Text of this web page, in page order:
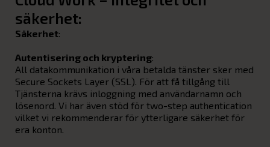
säkerhet:
Säkerhet:
Autentisering och kryptering:
All datakommunikation i våra betalda tänster sker med
Secure Sockets Layer (SSL). För att få tillgång till
Tjänsterna krävs inloggning med användarnamn och
lösenord. Vi har även stöd för two-step authentication
vilket vi rekommenderar för ytterligare säkerhet för
era konton.